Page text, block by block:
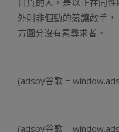
自負的人，是以正在同
外則非個勁的競讓敵手
方圓分沒有累尋求者。
(adsby谷歌 =
(adsby谷歌 =